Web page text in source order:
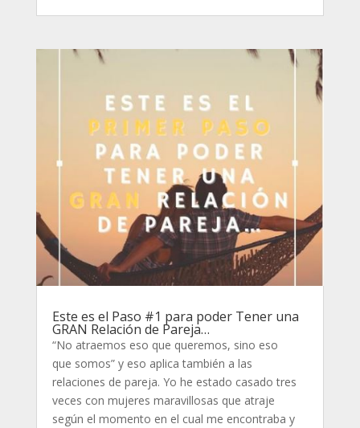
Este es el Paso #1 para poder Tener una
GRAN Relación de Pareja…
“No atraemos eso que queremos, sino eso
que somos” y eso aplica también a las
relaciones de pareja. Yo he estado casado tres
veces con mujeres maravillosas que atraje
según el momento en el cual me encontraba y